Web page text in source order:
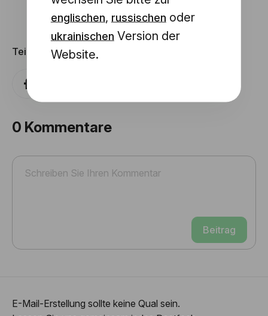
englischen, russischen oder
ukrainischen Version der
Website.
Teilen mit
0 Kommentare
Beitrag
E-Mail-Erstellung sollte keine Qual sein.